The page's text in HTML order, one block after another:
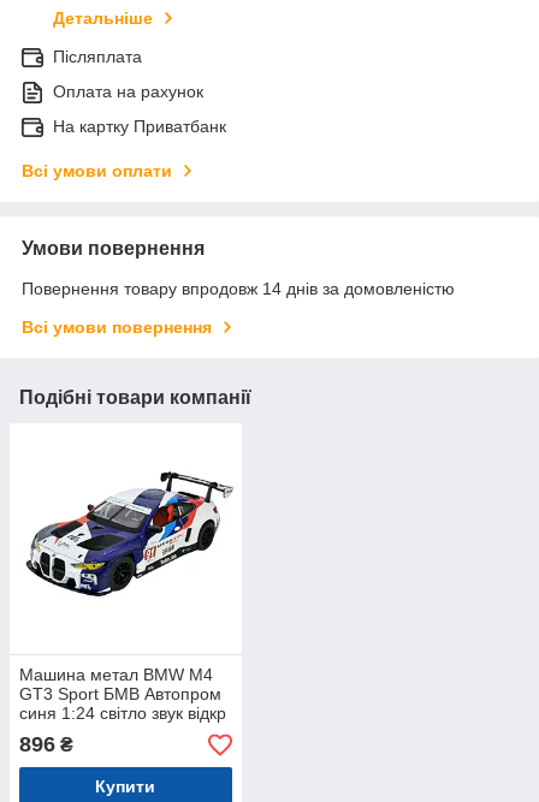
Детальніше
Післяплата
Оплата на рахунок
На картку Приватбанк
Всі умови оплати
Умови повернення
Повернення товару впродовж 14 днів за домовленістю
Всі умови повернення
Подібні товари компанії
Машина метал BMW M4
GT3 Sport БМВ Автопром
синя 1:24 світло звук відкр
дв 21*9*5,5 см (68282A(B))
896 ₴
Купити